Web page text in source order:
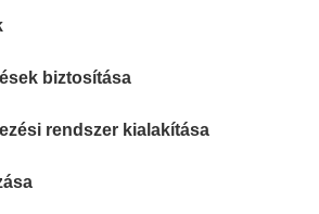
biztosítása
rendszer kialakítása